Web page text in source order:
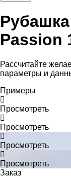
Passion
Рассчитайте
параметры и
Примеры
Просмотреть
Просмотреть
Просмотреть
Просмотреть
Заказ